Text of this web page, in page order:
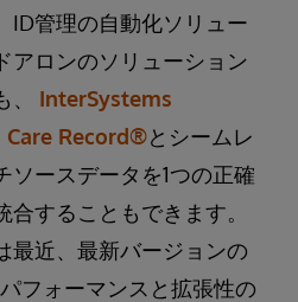
ID管理の自動化ソリュー
アロンのソリューション
、 InterSystems
Care Record®とシームレ
ソースデータを1つの正確
することもできます。
最近、最新バージョンの
フォーマンスと拡張性の